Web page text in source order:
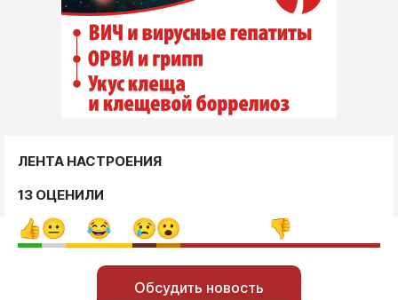
ЛЕНТА НАСТРОЕНИЯ
13 ОЦЕНИЛИ
Обсудить новость